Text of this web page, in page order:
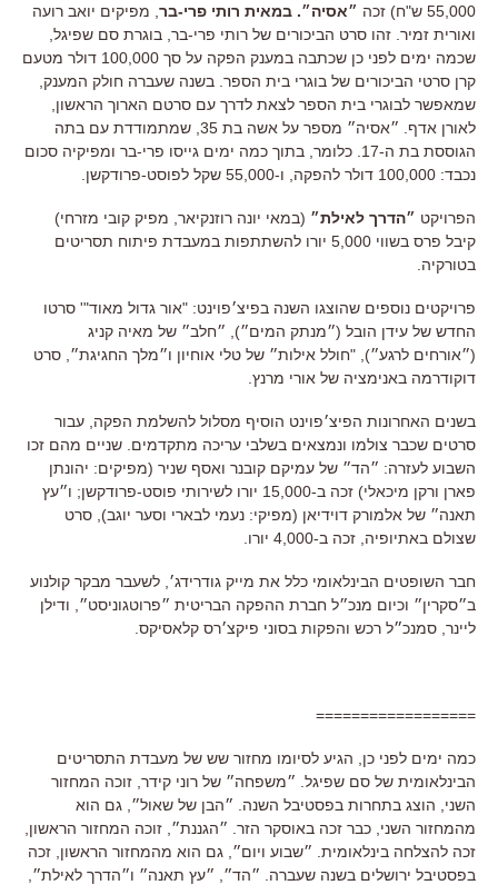
55,000 ש"ח) זכה
״אסיה״. במאית רותי פרי-בר , מפיקים יואב רועה
ואורית זמיר. זהו סרט הביכורים של רותי פרי-בר, בוגרת סם שפיגל,
שכמה ימים לפני כן שכתבה במענק הפקה על סך 100,000 דולר מטעם
קרן סרטי הביכורים של בוגרי בית הספר. בשנה שעברה חולק המענק,
שמאפשר לבוגרי בית הספר לצאת לדרך עם סרטם הארוך הראשון,
לאורן אדף. ״אסיה״ מספר על אשה בת 35, שמתמודדת עם בתה
הגוססת בת ה-17. כלומר, בתוך כמה ימים גייסו פרי-בר ומפיקיה סכום
נכבד: 100,000 דולר להפקה, ו-55,000 שקל לפוסט-פרודקשן.
הפרויקט ״הדרך לאילת״ (במאי יונה רוזנקיאר, מפיק קובי מזרחי)
קיבל פרס בשווי 5,000 יורו להשתתפות במעבדת פיתוח תסריטים
בטורקיה.
פרויקטים נוספים שהוצגו השנה בפיצ׳פוינט: "אור גדול מאוד"' סרטו
החדש של עידן הובל (״מנתק המים״), ״חלב״ של מאיה קניג
(״אורחים לרגע״), "חולל אילות״ של טלי אוחיון ו״מלך החגיגת״, סרט
דוקודרמה באנימציה של אורי מרנץ.
בשנים האחרונות הפיצ׳פוינט הוסיף מסלול להשלמת הפקה, עבור
סרטים שכבר צולמו ונמצאים בשלבי עריכה מתקדמים. שניים מהם זכו
השבוע לעזרה: ״הד״ של עמיקם קובנר ואסף שניר (מפיקים: יהונתן
פארן ורקן מיכאלי) זכה ב-15,000 יורו לשירותי פוסט-פרודקשן; ו״עץ
תאנה״ של אלמורק דוידיאן (מפיקי: נעמי לבארי וסער יוגב), סרט
שצולם באתיופיה, זכה ב-4,000 יורו.
חבר השופטים הבינלאומי כלל את מייק גודרידג׳, לשעבר מבקר קולנוע
ב״סקרין״ וכיום מנכ״ל חברת ההפקה הבריטית ״פרוטגוניסט״, ודילן
ליינר, סמנכ״ל רכש והפקות בסוני פיקצ׳רס קלאסיקס.
==================
כמה ימים לפני כן, הגיע לסיומו מחזור שש של מעבדת התסריטים
הבינלאומית של סם שפיגל. ״משפחה״ של רוני קידר, זוכה המחזור
השני, הוצג בתחרות בפסטיבל השנה. ״הבן של שאול״, גם הוא
מהמחזור השני, כבר זכה באוסקר הזר. ״הגננת״, זוכה המחזור הראשון,
זכה להצלחה בינלאומית. ״שבוע ויום״, גם הוא מהמחזור הראשון, זכה
בפסטיבל ירושלים בשנה שעברה. ״הד״, ״עץ תאנה״ ו״הדרך לאילת״,